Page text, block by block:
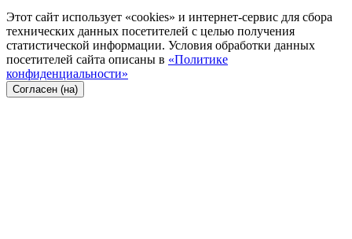
Этот сайт использует «cookies» и интернет-сервис для сбора
технических данных посетителей с целью получения
статистической информации. Условия обработки данных
посетителей сайта описаны в «Политике
конфиденциальности»
Согласен (на)